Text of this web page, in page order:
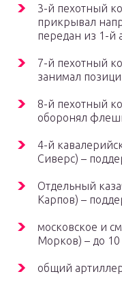
3-й пехотный
прикрывал
передан из 1-й
7-й пехотный
занимал
8-й пехотный
оборонял
4-й
Сиверс) –
Отдельный
Карпов) –
московское и
Морков) – до 10
общий